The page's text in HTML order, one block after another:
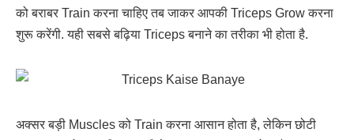
को बराबर Train करना चाहिए तब जाकर आपकी Triceps Grow करना
शुरू करेंगी. यही सबसे बढ़िया Triceps बनाने का तरीका भी होता है.
अक्सर बड़ी Muscles को Train करना आसान होता है, लेकिन छोटी